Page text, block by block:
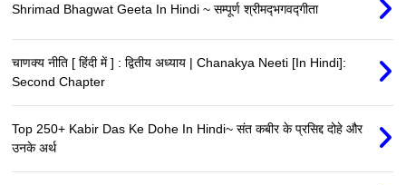
Shrimad Bhagwat Geeta In Hindi ~ सम्पूर्ण श्रीमद्‍भगवद्‍गीता
चाणक्य नीति [ हिंदी में ] : द्वितीय अध्याय | Chanakya Neeti [In Hindi]:
Second Chapter
Top 250+ Kabir Das Ke Dohe In Hindi~ संत कबीर के प्रसिद्द दोहे और
उनके अर्थ